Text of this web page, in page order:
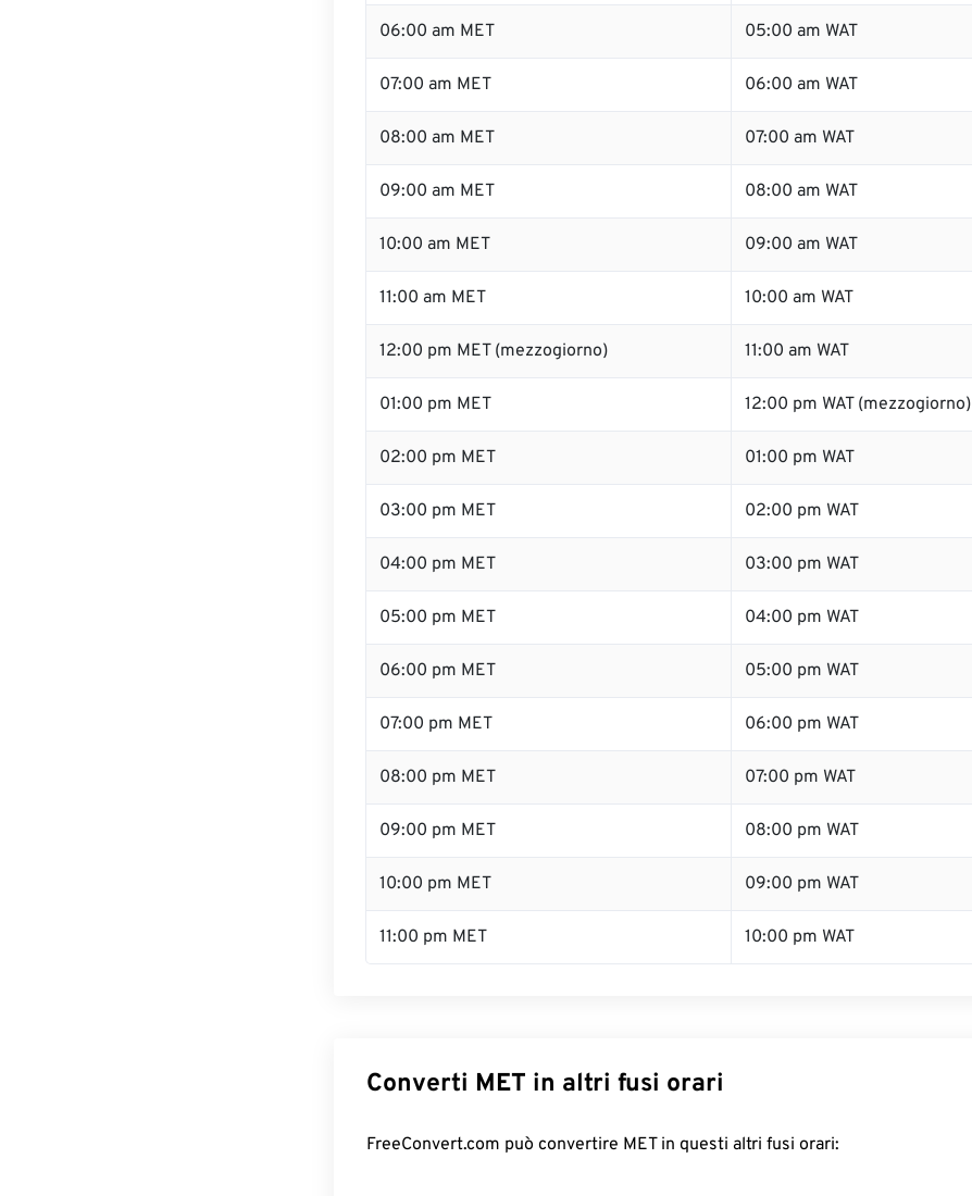
06:00 am MET 05:00 am WAT
07:00 am MET 06:00 am WAT
08:00 am MET 07:00 am WAT
09:00 am MET 08:00 am WAT
10:00 am MET 09:00 am WAT
11:00 am MET 10:00 am WAT
12:00 pm MET (mezzogiorno) 11:00 am WAT
01:00 pm MET 12:00 pm WAT (mezzogiorno)
02:00 pm MET 01:00 pm WAT
03:00 pm MET 02:00 pm WAT
04:00 pm MET 03:00 pm WAT
05:00 pm MET 04:00 pm WAT
06:00 pm MET 05:00 pm WAT
07:00 pm MET 06:00 pm WAT
08:00 pm MET 07:00 pm WAT
09:00 pm MET 08:00 pm WAT
10:00 pm MET 09:00 pm WAT
11:00 pm MET 10:00 pm WAT
Converti MET in altri fusi orari
FreeConvert.com può convertire MET in questi altri fusi orari: